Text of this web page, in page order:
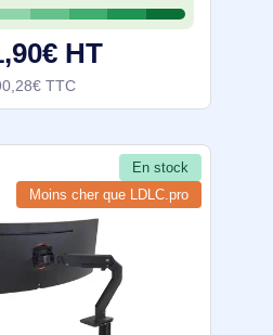
de
HT
TTC
En stock
Moins cher que LDLC.pro